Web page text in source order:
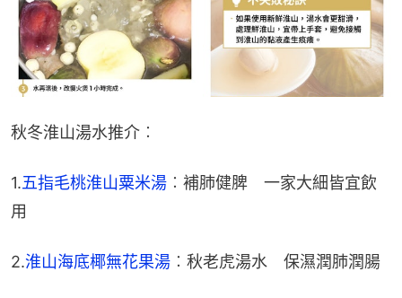
秋冬淮山湯水推介︰
1.五指毛桃淮山粟米湯 ︰補肺健脾　一家大細皆宜飲
用
2.淮山海底椰無花果湯 ︰秋老虎湯水　保濕潤肺潤腸